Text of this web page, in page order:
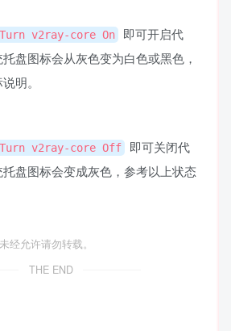
Turn v2ray-core On
即可开启代
盘图标会从灰色变为白色或黑色，
明。
Turn v2ray-core Off
即可关闭代
盘图标会变成灰色，参考以上状态
经允许请勿转载。
THE END